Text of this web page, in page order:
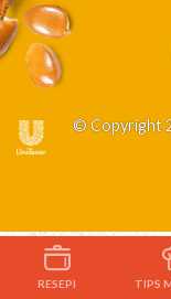
© Copyright
RESEPI TIPS